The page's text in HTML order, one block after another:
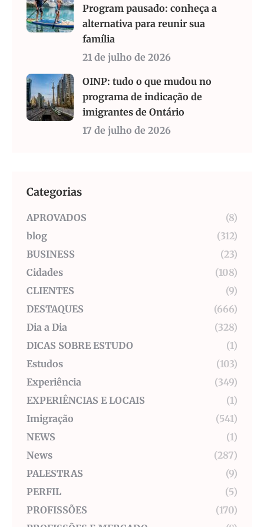
Program pausado: conheça a
alternativa para reunir sua
família
21 de julho de 2026
OINP: tudo o que mudou no
programa de indicação de
imigrantes de Ontário
17 de julho de 2026
Categorias
APROVADOS
(8)
blog
(312)
BUSINESS
(23)
Cidades
(108)
CLIENTES
(9)
DESTAQUES
(666)
Dia a Dia
(328)
DICAS SOBRE ESTUDO
(1)
Estudos
(103)
Experiência
(349)
EXPERIÊNCIAS E LOCAIS
(1)
Imigração
(541)
NEWS
(1)
News
(287)
PALESTRAS
(9)
PERFIL
(5)
PROFISSÕES
(170)